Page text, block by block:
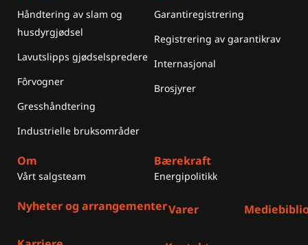
Håndtering av slam og
husdyrgjødsel
Lavutslipps gjødselspredere
Fôrvogner
Gresshåndtering
Industrielle bruksområder
Garantiregistrering
Registrering av garantikrav
Internasjonal
Brosjyrer
Om
Vårt salgsteam
Bærekraft
Energipolitikk
Nyheter og arrangementerVarer